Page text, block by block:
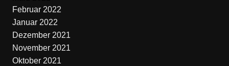
Februar 2022
Januar 2022
Dezember 2021
November 2021
Oktober 2021